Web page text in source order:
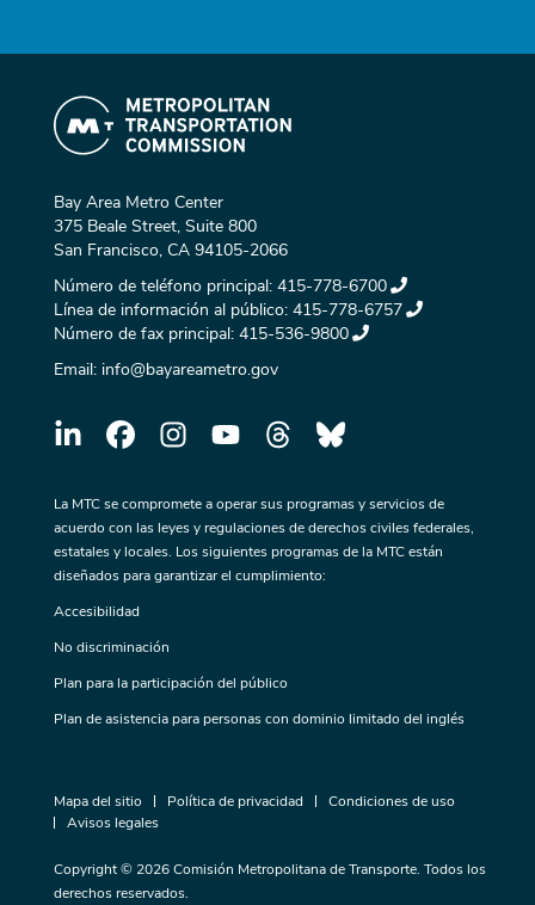
Bay Area Metro Center
375 Beale Street, Suite 800
San Francisco, CA 94105-2066
Número de teléfono principal: 415-778-6700
Línea de información al público: 415-778-6757
Número de fax principal: 415-536-9800
Email: info@bayareametro.gov
La MTC se compromete a operar sus programas y servicios de
acuerdo con las leyes y regulaciones de derechos civiles federales,
estatales y locales. Los siguientes programas de la MTC están
diseñados para garantizar el cumplimiento:
Accesibilidad
No discriminación
Plan para la participación del público
Plan de asistencia para personas con dominio limitado del inglés
Mapa del sitio Política de privacidad
Condiciones de uso
Avisos legales
Copyright © 2026 Comisión Metropolitana de Transporte. Todos los
derechos reservados.